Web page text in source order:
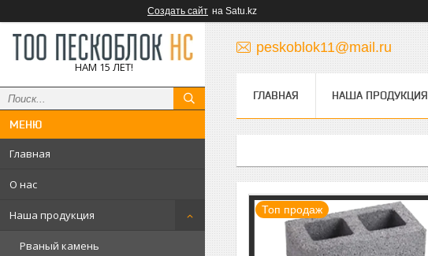
Создать сайт на Satu.kz
НАМ 15 ЛЕТ!
Главная
О нас
Наша продукция
Рваный камень
peskoblok11@mail.ru
ГЛАВНАЯ НАША ПРОДУКЦИЯ
Топ продаж